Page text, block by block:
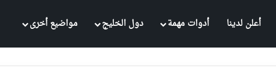
أعلن لدينا أدوات مهمة دول الخليج مواضيع أخرى